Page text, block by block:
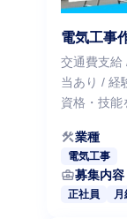
電気工事
交通費支給
当あり / 経
資格・技能
construction業種
電気工事
business_center募集内容
正社員 月